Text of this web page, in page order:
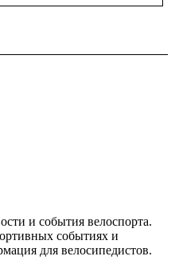
и события велоспорта.
событиях и
для велосипедистов.